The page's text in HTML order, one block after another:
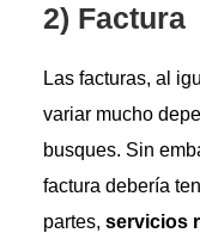
2) Factura
Las facturas, al
variar mucho
busques. Sin
factura debería
partes, servicios